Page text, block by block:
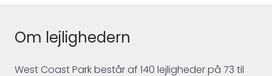
Om lejlighedern
West Coast Park består af 140 lejligheder på 73 til